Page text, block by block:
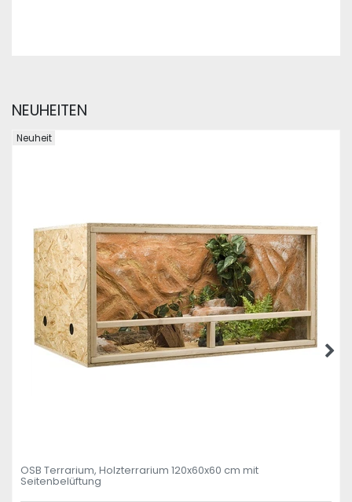
NEUHEITEN
Neuheit
OSB Terrarium, Holzterrarium 120x60x60 cm mit
Seitenbelüftung